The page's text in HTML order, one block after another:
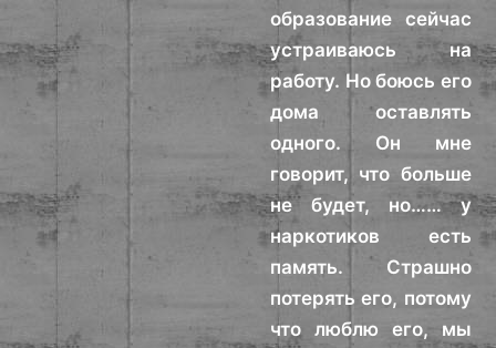
образование сейчас
устраиваюсь на
работу. Но боюсь его
дома оставлять
одного. Он мне
говорит, что больше
не будет, но…… у
наркотиков есть
память. Страшно
потерять его, потому
что люблю его, мы